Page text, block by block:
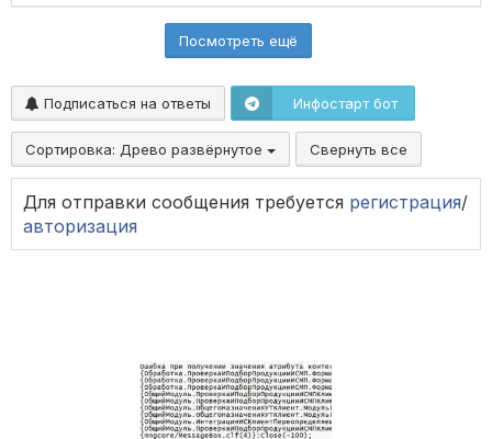
Посмотреть ещё
Подписаться на ответы Инфостарт бот
Сортировка: Древо развёрнутое Свернуть все
Для отправки сообщения требуется регистрация/
авторизация